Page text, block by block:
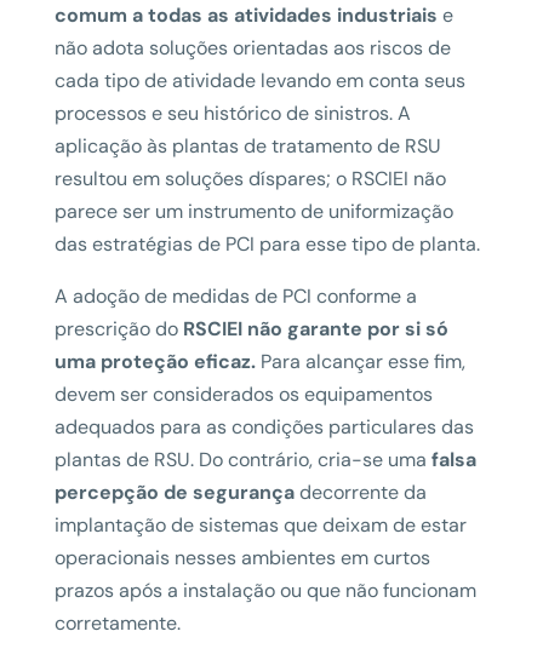
comum a todas as atividades industriais e
não adota soluções orientadas aos riscos de
cada tipo de atividade levando em conta seus
processos e seu histórico de sinistros. A
aplicação às plantas de tratamento de RSU
resultou em soluções díspares; o RSCIEI não
parece ser um instrumento de uniformização
das estratégias de PCI para esse tipo de planta.
A adoção de medidas de PCI conforme a
prescrição do RSCIEI não garante por si só
uma proteção eficaz.Para alcançar esse fim,
devem ser considerados os equipamentos
adequados para as condições particulares das
plantas de RSU. Do contrário, cria-se uma falsa
percepção de segurançadecorrente da
implantação de sistemas que deixam de estar
operacionais nesses ambientes em curtos
prazos após a instalação ou que não funcionam
corretamente.